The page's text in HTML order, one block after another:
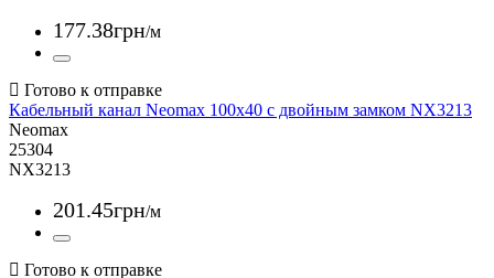
177.38грн/м
Кабельный канал Neomax 100x40 с двойным замком NX3213
Neomax
25304
NX3213
201.45грн/м